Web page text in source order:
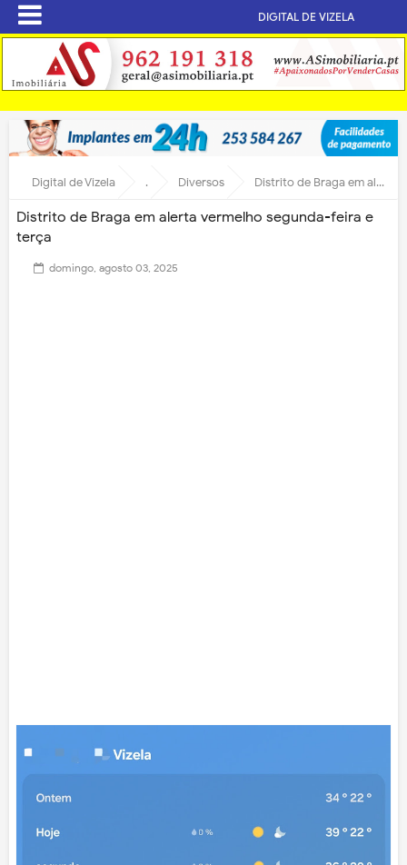
DIGITAL DE VIZELA
Digital de Vizela . Diversos Distrito de Braga em alerta vermelho segunda-feira e terça
Distrito de Braga em alerta vermelho segunda-feira e
terça
domingo, agosto 03, 2025